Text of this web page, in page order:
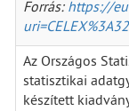
Forrás: https://
Az Országos
statisztikai
készített